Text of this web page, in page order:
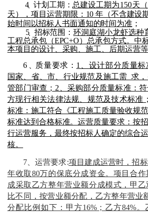
4、 计划工期： 总建设工期为150天
天），项目运营期限： 10 年（不含建设
始时间以招标人书面通知的时间为准；
5、 招标范围：环洞庭湖小龙虾选种
工程总承包（EPC+O） 总承包方式。 中
本项目的设计、采购、施工、后期运营
6
质量要求： 1、设计部分质量
国家、省、市、行业规范及施工需 求
管部门审查；2、采购部分质量标准：
方现行相关法律法规、规范及技术标准
标准：施工符合《工程施工质量验收规
标准达到合格标准。运营质量要求：按
行运营服务，最终按招标人确定的综合
核。
7 、运营要求:项目建成运营时 ，招
年收取80万的保底分成资金。项目合
成采取乙方整年营业额分成模式，甲
比不同，按营业额分配，乙方整年营业
分配比例如下：甲方16%；乙方84%